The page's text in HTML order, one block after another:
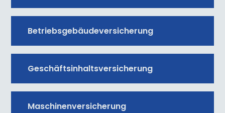
Betriebsgebäudeversicherung
Geschäftsinhaltsversicherung
Maschinenversicherung